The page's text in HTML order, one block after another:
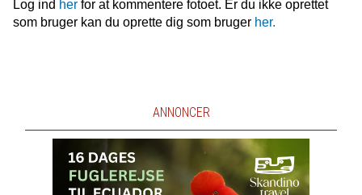
Log ind herfor at kommentere fotoet. Er du ikke oprettet
som bruger kan du oprette dig som bruger her.
ANNONCER